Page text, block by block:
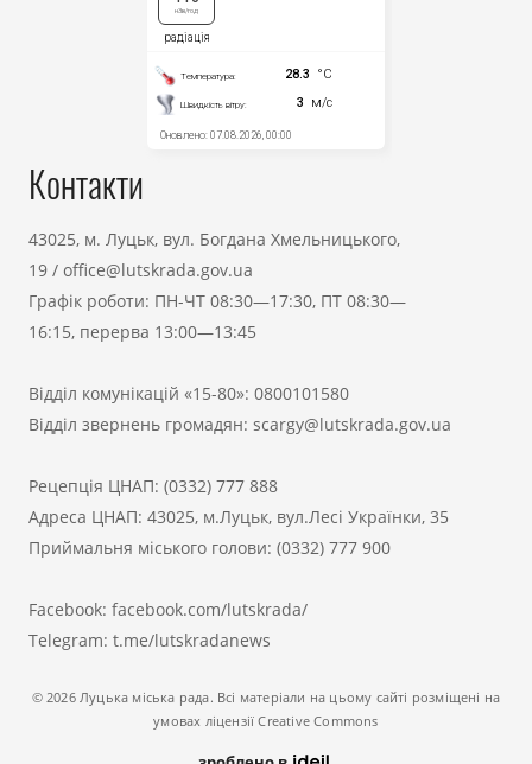
Контакти
43025, м. Луцьк, вул. Богдана Хмельницького,
19 / office@lutskrada.gov.ua
Графік роботи: ПН-ЧТ 08:30—17:30, ПТ 08:30—
16:15, перерва 13:00—13:45
Відділ комунікацій «15-80»: 0800101580
Відділ звернень громадян: scargy@lutskrada.gov.ua
Рецепція ЦНАП: (0332) 777 888
Адреса ЦНАП: 43025, м.Луцьк, вул.Лесі Українки, 35
Приймальня міського голови: (0332) 777 900
Facebook: facebook.com/lutskrada/
Telegram: t.me/lutskradanews
© 2026 Луцька міська рада. Всі матеріали на цьому сайті розміщені на
умовах ліцензії Creative Commons